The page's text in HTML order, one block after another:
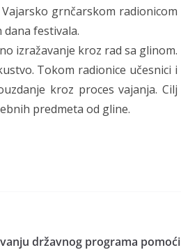
grnčarskom radionicom
dana festivala.
izražavanje kroz rad sa glinom.
Tokom radionice učesnici i
kroz proces vajanja. Cilj
predmeta od gline.
državnog programa pomoći